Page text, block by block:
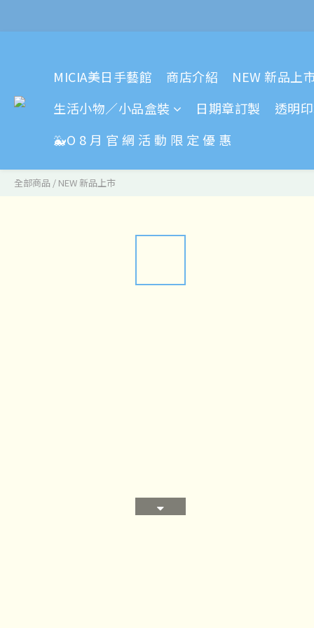
MICIA美日手藝館 商店介紹
NEW 新品上
生活小物／小品盒裝
日期章訂製
透明
🐳O 8 月 官 網 活 動 限 定 優 惠
全部商品 / NEW 新品上市